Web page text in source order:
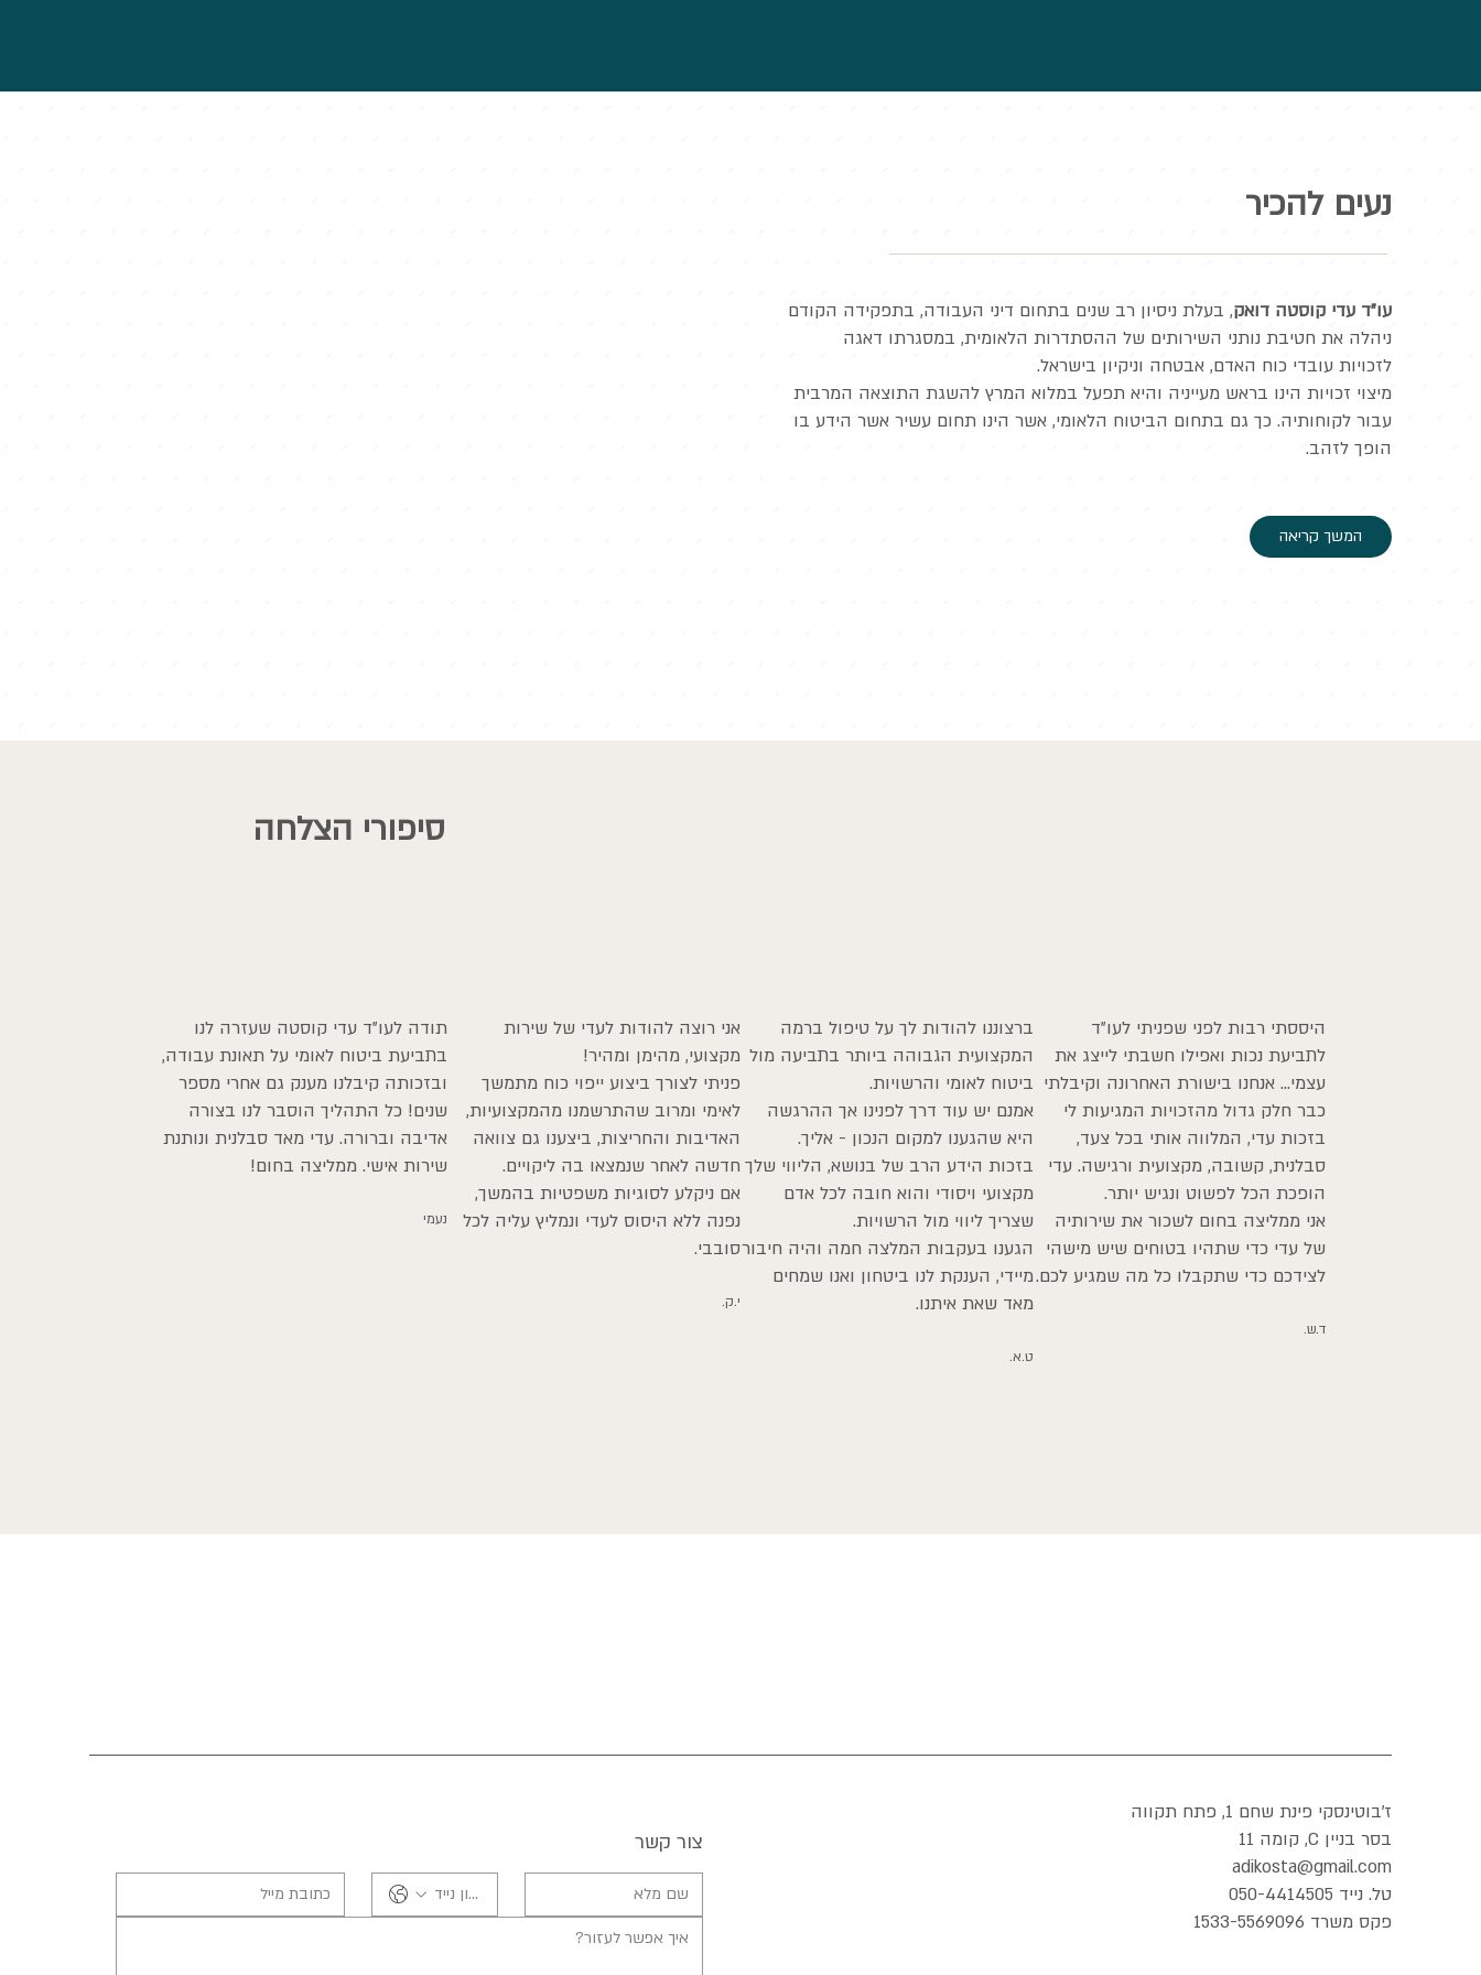
נעים להכיר
עו"ד עדי קוסטה דואק, בעלת ניסיון רב שנים בתחום דיני העבודה, בתפקידה הקודם
ניהלה את חטיבת נותני השירותים של ההסתדרות הלאומית, במסגרתו דאגה
לזכויות עובדי כוח האדם, אבטחה וניקיון בישראל.
מיצוי זכויות הינו בראש מעייניה והיא תפעל במלוא המרץ להשגת התוצאה המרבית
עבור לקוחותיה. כך גם בתחום הביטוח הלאומי, אשר הינו תחום עשיר אשר הידע בו
הופך לזהב.
המשך קריאה
סיפורי הצלחה
היססתי רבות לפני שפניתי לעו"ד
לתביעת נכות ואפילו חשבתי לייצג את
עצמי... אנחנו בישורת האחרונה וקיבלתי
כבר חלק גדול מהזכויות המגיעות לי
בזכות עדי, המלווה אותי בכל צעד,
סבלנית, קשובה, מקצועית ורגישה. עדי
הופכת הכל לפשוט ונגיש יותר.
אני ממליצה בחום לשכור את שירותיה
של עדי כדי שתהיו בטוחים שיש מישהי
לצידכם כדי שתקבלו כל מה שמגיע לכם.
ד.ש.
ברצוננו להודות לך על טיפול ברמה
המקצועית הגבוהה ביותר בתביעה מול
ביטוח לאומי והרשויות.
אמנם יש עוד דרך לפנינו אך ההרגשה
היא שהגענו למקום הנכון - אליך.
בזכות הידע הרב של בנושא, הליווי שלך
מקצועי ויסודי והוא חובה לכל אדם
שצריך ליווי מול הרשויות.
הגענו בעקבות המלצה חמה והיה חיבור
מיידי, הענקת לנו ביטחון ואנו שמחים
מאד שאת איתנו.
ט.א.
אני רוצה להודות לעדי של שירות
מקצועי, מהימן ומהיר!
פניתי לצורך ביצוע ייפוי כוח מתמשך
לאימי ומרוב שהתרשמנו מהמקצועיות,
האדיבות והחריצות, ביצענו גם צוואה
חדשה לאחר שנמצאו בה ליקויים.
אם ניקלע לסוגיות משפטיות בהמשך,
נפנה ללא היסוס לעדי ונמליץ עליה לכל
סובבי.
י.ק.
תודה לעו"ד עדי קוסטה שעזרה לנו
בתביעת ביטוח לאומי על תאונת עבודה,
ובזכותה קיבלנו מענק גם אחרי מספר
שנים! כל התהליך הוסבר לנו בצורה
אדיבה וברורה. עדי מאד סבלנית ונותנת
שירות אישי. ממליצה בחום!
נעמי
צור קשר
ז'בוטינסקי פינת שחם 1, פתח תקווה
בסר בניין C, קומה 11
adikosta@gmail.com
טל. נייד 050-4414505
פקס משרד 1533-5569096